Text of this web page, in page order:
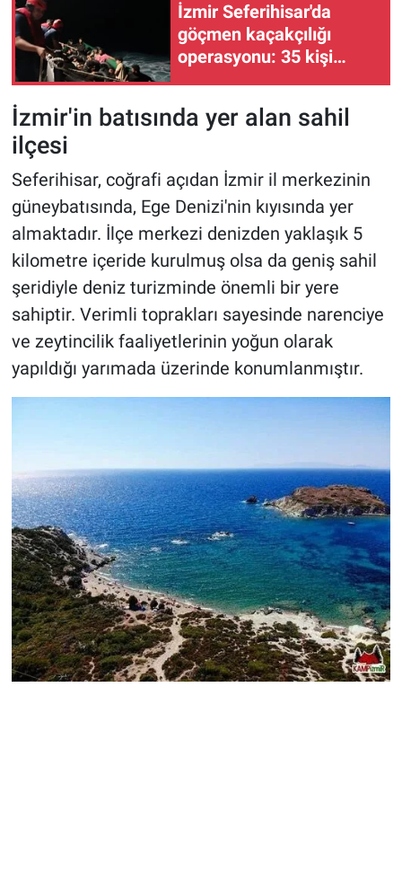
İzmir Seferihisar'da
göçmen kaçakçılığı
operasyonu: 35 kişi
İzmir'in batısında yer alan sahil
ilçesi
Seferihisar, coğrafi açıdan İzmir il merkezinin
güneybatısında, Ege Denizi'nin kıyısında yer
almaktadır. İlçe merkezi denizden yaklaşık 5
kilometre içeride kurulmuş olsa da geniş sahil
şeridiyle deniz turizminde önemli bir yere
sahiptir. Verimli toprakları sayesinde narenciye
ve zeytincilik faaliyetlerinin yoğun olarak
yapıldığı yarımada üzerinde konumlanmıştır.